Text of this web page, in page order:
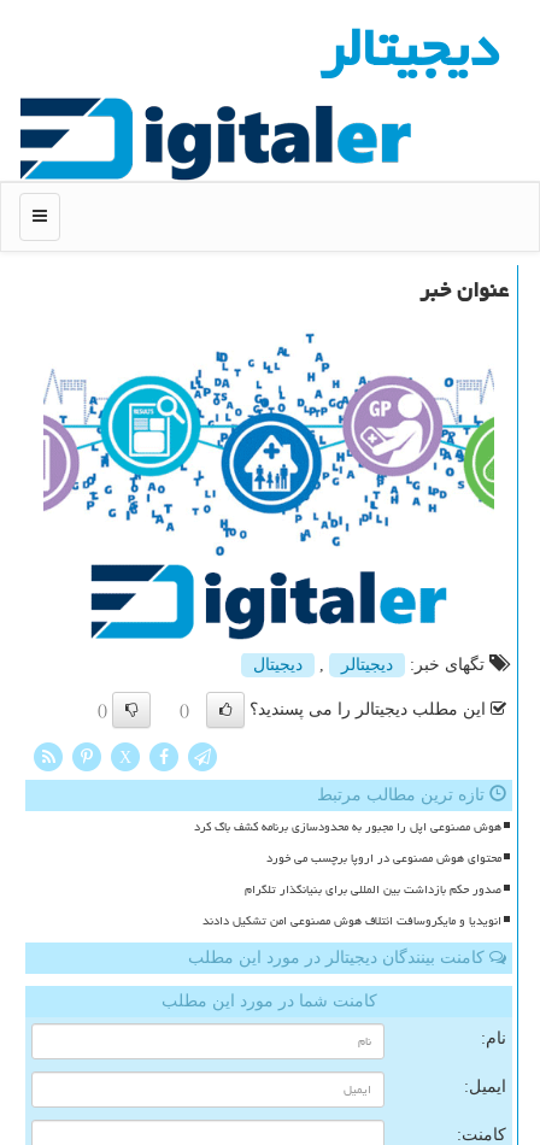
دیجیتالر
منو
عنوان خبر
تگهای خبر: دیجیتالر دیجیتال
این مطلب دیجیتالر را می پسندید؟ ()
()
X
تازه ترین مطالب مرتبط
هوش مصنوعی اپل را مجبور به محدودسازی برنامه کشف باگ کرد
محتوای هوش مصنوعی در اروپا برچسب می خورد
صدور حکم بازداشت بین المللی برای بنیانگذار تلگرام
انویدیا و مایکروسافت ائتلاف هوش مصنوعی امن تشکیل دادند
کامنت بینندگان دیجیتالر در مورد این مطلب
کامنت شما در مورد این مطلب
نام:
ایمیل:
کامنت: